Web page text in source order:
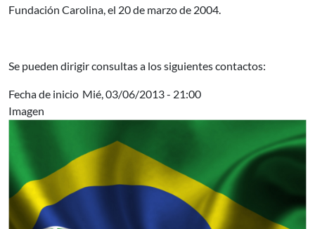
Fundación Carolina, el 20 de marzo de 2004.
Se pueden dirigir consultas a los siguientes contactos:
Fecha de inicio Mié, 03/06/2013 - 21:00
Imagen